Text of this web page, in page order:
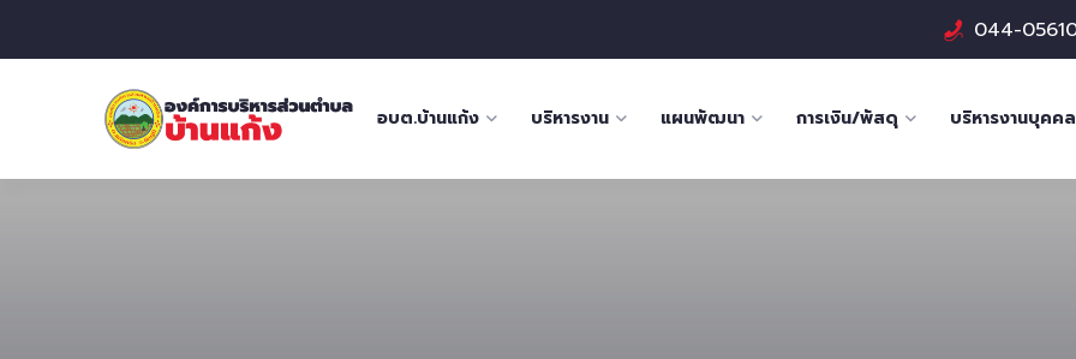
044-
อบต.บ้านแก้ง บริหารงาน แผนพัฒนา การเงิน/พัสดุ บริหารงานบุคคล